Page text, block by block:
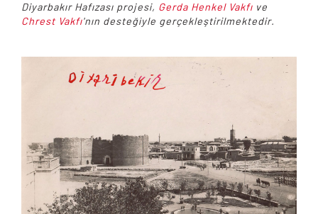
Diyarbakır Hafızası projesi, Gerda Henkel Vakfı ve
Chrest Vakfı'nın desteğiyle gerçekleştirilmektedir.